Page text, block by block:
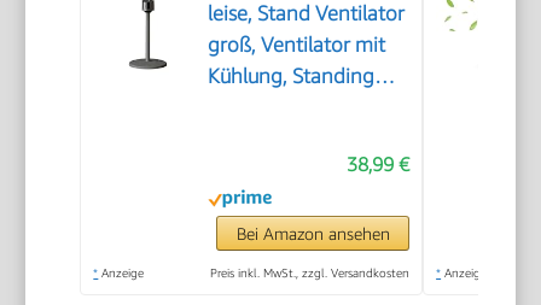
leise, Stand Ventilator
groß, Ventilator mit
Kühlung, Standing
Ventilatoren mit Fuß,
für Schlafzimmer
Wohnzimmer
Bedroom, Schwarz
38,99 €
Bei Amazon ansehen
* Anzeige Preis inkl. MwSt., zzgl. Versandkosten * Anzeige